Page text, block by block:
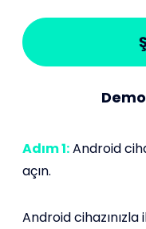
Adım 1:Android
açın.
Android